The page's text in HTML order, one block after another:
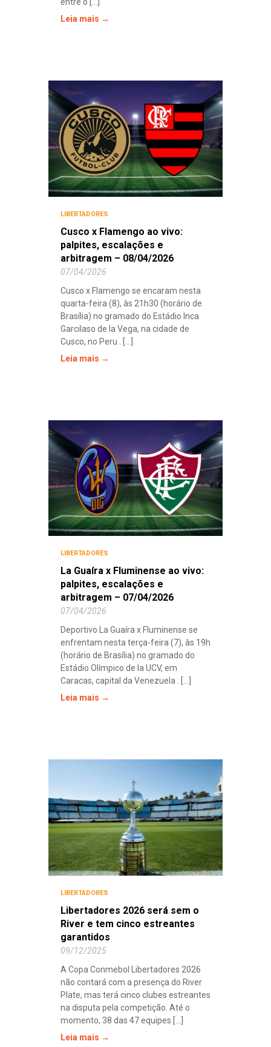
Leia mais →
LIBERTADORES
Cusco x Flamengo ao vivo:
palpites, escalações e
arbitragem – 08/04/2026
07/04/2026
Cusco x Flamengo se encaram nesta
quarta-feira (8), às 21h30 (horário de
Brasília) no gramado do Estádio Inca
Garcilaso de la Vega, na cidade de
Cusco, no Peru . [...]
Leia mais →
LIBERTADORES
La Guaíra x Fluminense ao vivo:
palpites, escalações e
arbitragem – 07/04/2026
07/04/2026
Deportivo La Guaíra x Fluminense se
enfrentam nesta terça-feira (7), às 19h
(horário de Brasília) no gramado do
Estádio Olímpico de la UCV, em
Caracas, capital da Venezuela . [...]
Leia mais →
LIBERTADORES
Libertadores 2026 será sem o
River e tem cinco estreantes
garantidos
09/12/2025
A Copa Conmebol Libertadores 2026
não contará com a presença do River
Plate, mas terá cinco clubes estreantes
na disputa pela competição. Até o
momento, 38 das 47 equipes [...]
Leia mais →